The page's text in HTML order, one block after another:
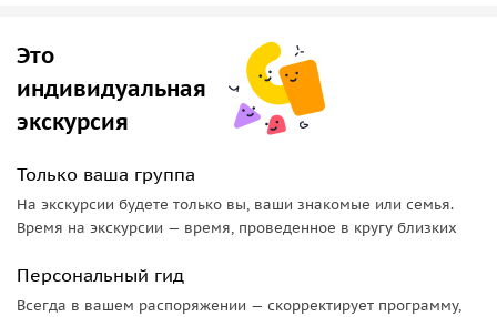
Это
индивидуальная
экскурсия
Только ваша группа
На экскурсии будете только вы, ваши знакомые или семья.
Время на экскурсии — время, проведенное в кругу близких
Персональный гид
Всегда в вашем распоряжении — скорректирует программу,